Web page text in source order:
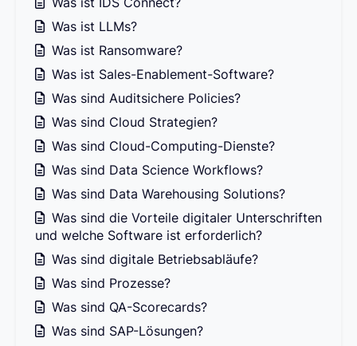
Was ist LLMs?
Was ist Ransomware?
Was ist Sales-Enablement-Software?
Was sind Auditsichere Policies?
Was sind Cloud Strategien?
Was sind Cloud-Computing-Dienste?
Was sind Data Science Workflows?
Was sind Data Warehousing Solutions?
Was sind die Vorteile digitaler Unterschriften
und welche Software ist erforderlich?
Was sind digitale Betriebsabläufe?
Was sind Prozesse?
Was sind QA-Scorecards?
Was sind SAP-Lösungen?